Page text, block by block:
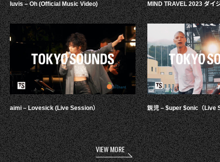
luvis – Oh (Official Music Video)
aimi – Lovesick (Live Session）
MIND TRAVEL 2023 ダイ
鋭児 – $uper $onic（Live
VIEW MORE